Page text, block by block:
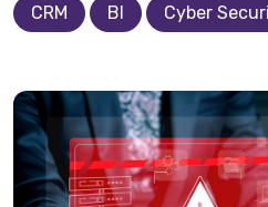
CRM BI Cyber